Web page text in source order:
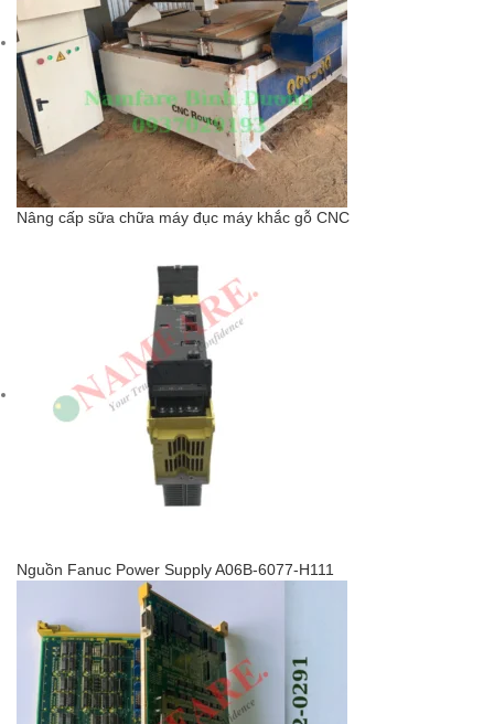
Nâng cấp sữa chữa máy đục máy khắc gỗ CNC
Nguồn Fanuc Power Supply A06B-6077-H111